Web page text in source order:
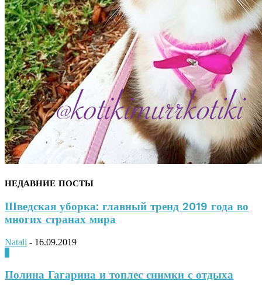
НЕДАВНИЕ ПОСТЫ
Шведская уборка: главный тренд 2019 года во
многих странах мира
Natali - 16.09.2019
Полина Гагарина и топлес снимки с отдыха